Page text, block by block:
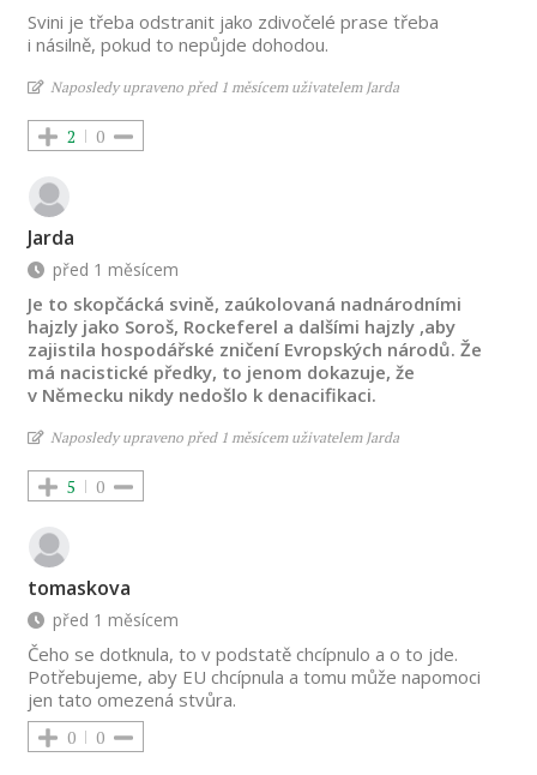
Svini je třeba odstranit jako zdivočelé prase třeba
i násilně, pokud to nepůjde dohodou.
Naposledy upraveno před 1 měsícem uživatelem Jarda
2 0
Jarda
před 1 měsícem
Je to skopčácká svině, zaúkolovaná nadnárodními
hajzly jako Soroš, Rockeferel a dalšími hajzly ,aby
zajistila hospodářské zničení Evropských národů. Že
má nacistické předky, to jenom dokazuje, že
v Německu nikdy nedošlo k denacifikaci.
Naposledy upraveno před 1 měsícem uživatelem Jarda
5 0
tomaskova
před 1 měsícem
Čeho se dotknula, to v podstatě chcípnulo a o to jde.
Potřebujeme, aby EU chcípnula a tomu může napomoci
jen tato omezená stvůra.
0 0